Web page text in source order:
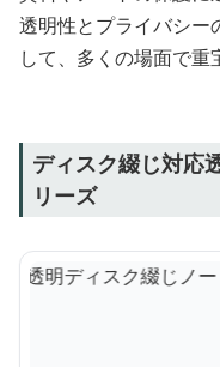
透明性とプライバシー
して、多くの場面で重
ディスク綴じ対応
リーズ